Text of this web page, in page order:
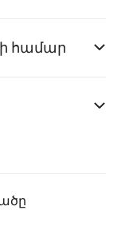
համար